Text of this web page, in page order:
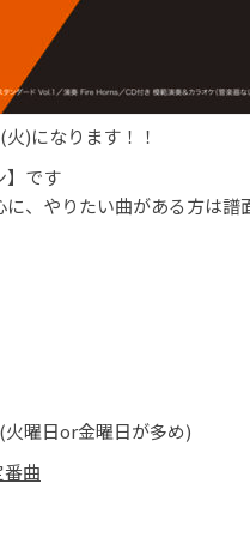
)になります！！
】です
に、やりたい曲がある方は
曜日or金曜日が多め)
曲